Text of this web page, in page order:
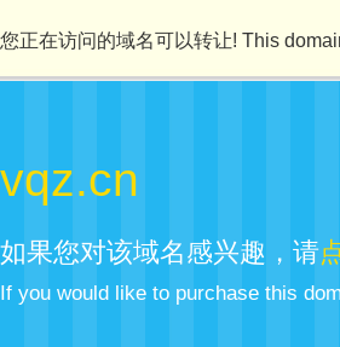
您正在访问的域名可以转让! This
vqz.cn
如果您对该域名感兴趣，请
If you would like to purchase this